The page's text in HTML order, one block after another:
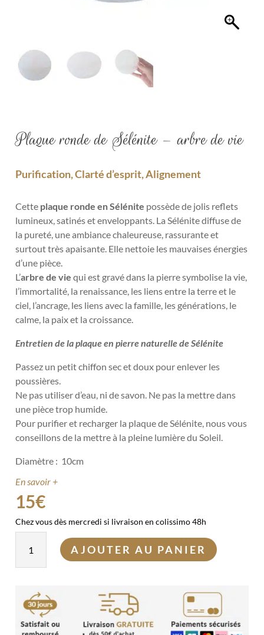
Plaque ronde de Sélénite – arbre de vie
Purification, Clarté d’esprit, Alignement
Cette plaque ronde en Sélénite possède de jolis reflets
lumineux, satinés et enveloppants. La Sélénite diffuse de
la pureté, une ambiance chaleureuse, rassurante et
surtout très apaisante. Elle nettoie les mauvaises énergies
d’une pièce.
L’arbre de vie qui est gravé dans la pierre symbolise la vie,
l’immortalité, la renaissance, les liens entre la terre et le
ciel, l’ancrage, les liens avec la famille, les générations, le
calme, la paix et la croissance.
Entretien de la plaque en pierre naturelle de Sélénite
Passez un petit chiffon sec et doux pour enlever les
poussières.
Ne pas utiliser d’eau, ni de savon. Ne pas la mettre dans
une pièce trop humide.
Pour purifier et recharger la plaque de Sélénite, nous vous
conseillons de la mettre à la pleine lumière du Soleil.
Diamètre : 10cm
En savoir +
15€
Chez vous dès mercredi si livraison en colissimo 48h
Plaque
Sélénite
AJOUTER AU PANIER